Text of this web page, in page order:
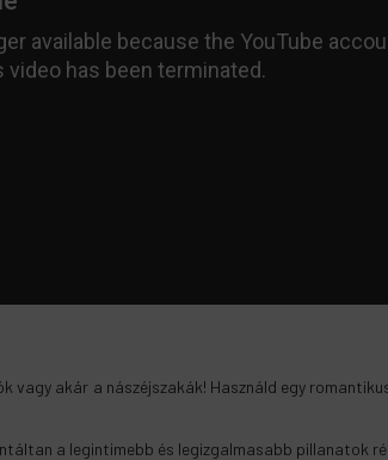
akár a nászéjszakák! Használd egy
a legintimebb és legizgalmasabb pillanatok